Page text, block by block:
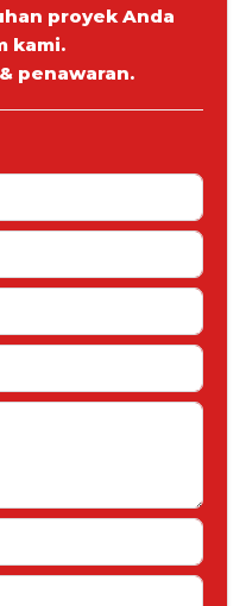
proyek Anda
kami.
penawaran.